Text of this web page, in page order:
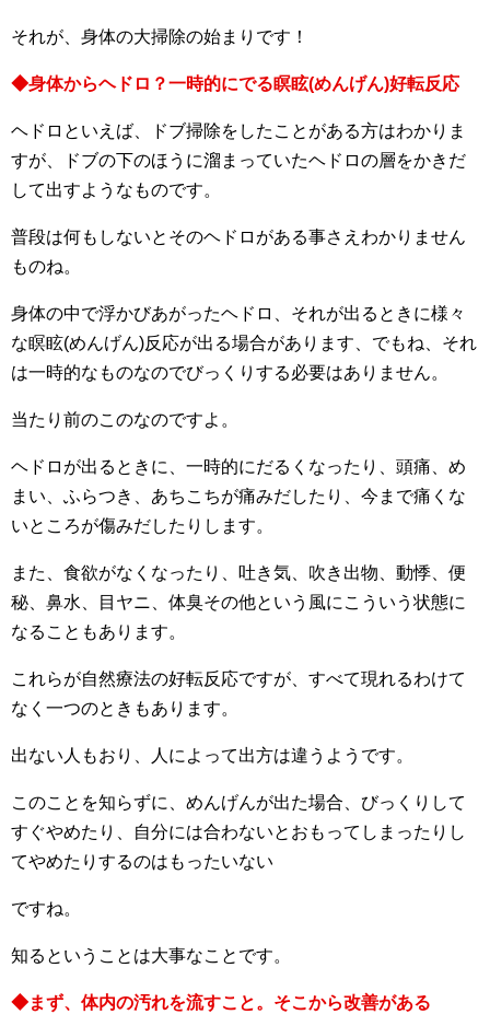
それが、身体の大掃除の始まりです！
◆身体からヘドロ？一時的にでる瞑眩(めんげん)好転反応
ヘドロといえば、ドブ掃除をしたことがある方はわかりま
すが、ドブの下のほうに溜まっていたヘドロの層をかきだ
して出すようなものです。
普段は何もしないとそのヘドロがある事さえわかりません
ものね。
身体の中で浮かびあがったヘドロ、それが出るときに様々
な瞑眩(めんげん)反応が出る場合があります、でもね、それ
は一時的なものなのでびっくりする必要はありません。
当たり前のこのなのですよ。
ヘドロが出るときに、一時的にだるくなったり、頭痛、め
まい、ふらつき、あちこちが痛みだしたり、今まで痛くな
いところが傷みだしたりします。
また、食欲がなくなったり、吐き気、吹き出物、動悸、便
秘、鼻水、目ヤニ、体臭その他という風にこういう状態に
なることもあります。
これらが自然療法の好転反応ですが、すべて現れるわけて
なく一つのときもあります。
出ない人もおり、人によって出方は違うようです。
このことを知らずに、めんげんが出た場合、びっくりして
すぐやめたり、自分には合わないとおもってしまったりし
てやめたりするのはもったいない
ですね。
知るということは大事なことです。
◆まず、体内の汚れを流すこと。そこから改善がある